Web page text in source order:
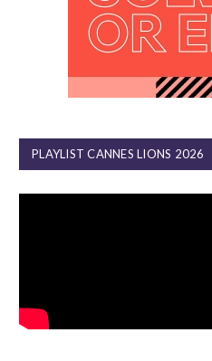
PLAYLIST CANNES LIONS 2026